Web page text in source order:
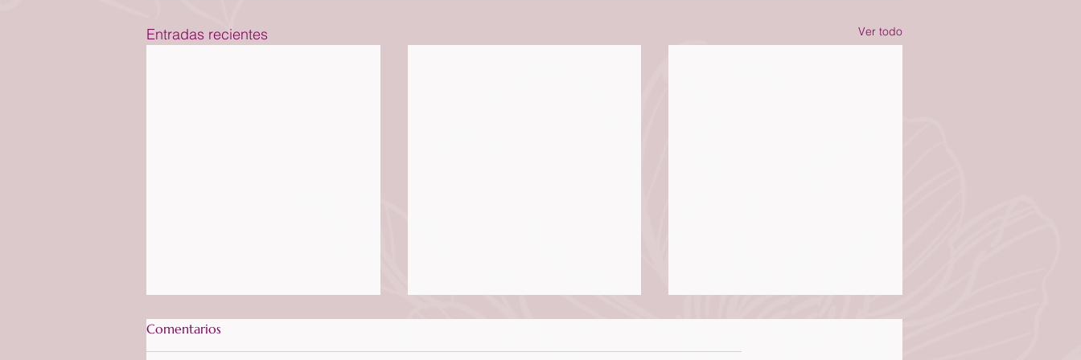
Entradas recientes Ver todo
Comentarios